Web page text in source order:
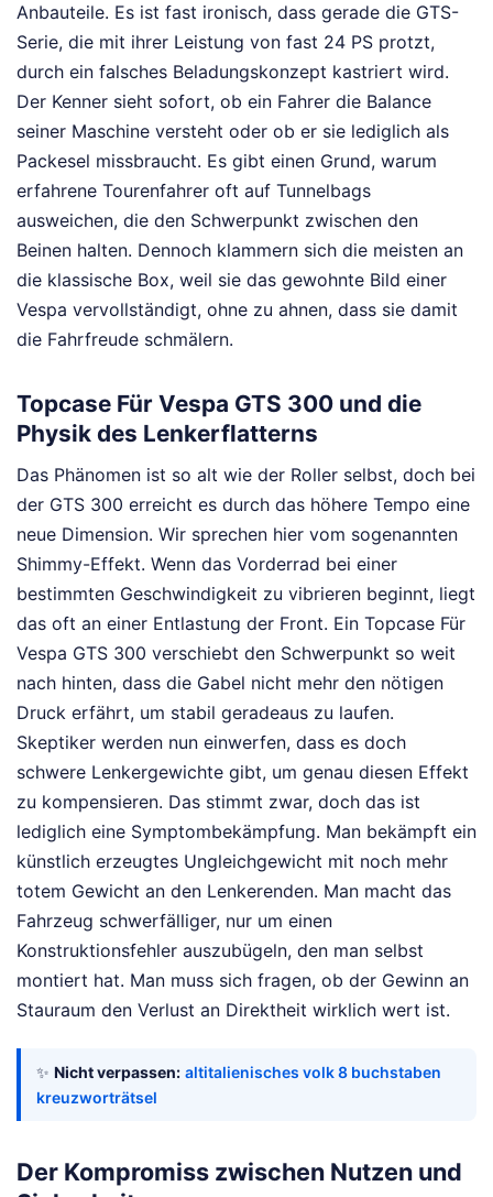
Anbauteile. Es ist fast ironisch, dass gerade die GTS-
Serie, die mit ihrer Leistung von fast 24 PS protzt,
durch ein falsches Beladungskonzept kastriert wird.
Der Kenner sieht sofort, ob ein Fahrer die Balance
seiner Maschine versteht oder ob er sie lediglich als
Packesel missbraucht. Es gibt einen Grund, warum
erfahrene Tourenfahrer oft auf Tunnelbags
ausweichen, die den Schwerpunkt zwischen den
Beinen halten. Dennoch klammern sich die meisten an
die klassische Box, weil sie das gewohnte Bild einer
Vespa vervollständigt, ohne zu ahnen, dass sie damit
die Fahrfreude schmälern.
Topcase Für Vespa GTS 300 und die
Physik des Lenkerflatterns
Das Phänomen ist so alt wie der Roller selbst, doch bei
der GTS 300 erreicht es durch das höhere Tempo eine
neue Dimension. Wir sprechen hier vom sogenannten
Shimmy-Effekt. Wenn das Vorderrad bei einer
bestimmten Geschwindigkeit zu vibrieren beginnt, liegt
das oft an einer Entlastung der Front. Ein Topcase Für
Vespa GTS 300 verschiebt den Schwerpunkt so weit
nach hinten, dass die Gabel nicht mehr den nötigen
Druck erfährt, um stabil geradeaus zu laufen.
Skeptiker werden nun einwerfen, dass es doch
schwere Lenkergewichte gibt, um genau diesen Effekt
zu kompensieren. Das stimmt zwar, doch das ist
lediglich eine Symptombekämpfung. Man bekämpft ein
künstlich erzeugtes Ungleichgewicht mit noch mehr
totem Gewicht an den Lenkerenden. Man macht das
Fahrzeug schwerfälliger, nur um einen
Konstruktionsfehler auszubügeln, den man selbst
montiert hat. Man muss sich fragen, ob der Gewinn an
Stauraum den Verlust an Direktheit wirklich wert ist.
✨ Nicht verpassen: altitalienisches volk 8 buchstaben
kreuzworträtsel
Der Kompromiss zwischen Nutzen und